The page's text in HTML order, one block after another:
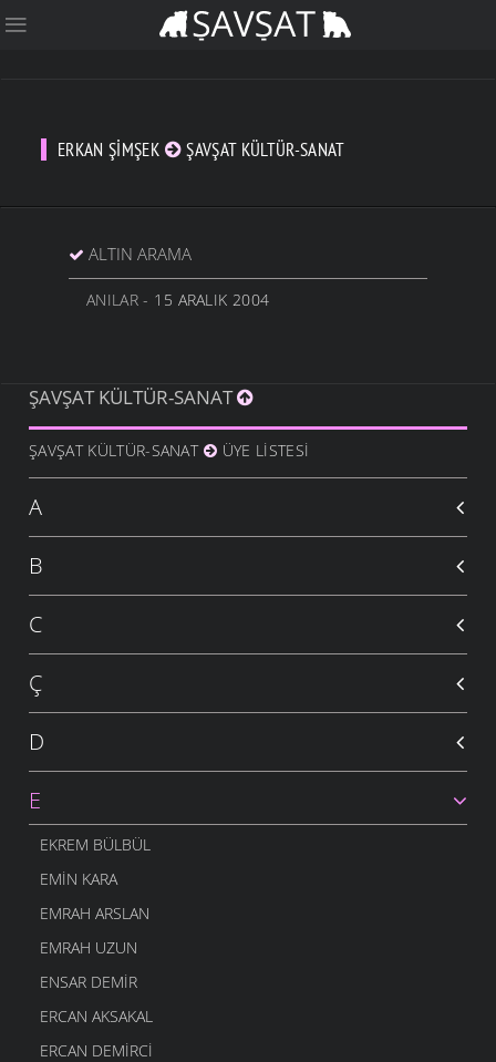
ERKAN ŞIMŞEK ŞAVŞAT KÜLTÜR-SANAT
ALTIN ARAMA
ANILAR- 15 ARALIK 2004
ŞAVŞAT KÜLTÜR-SANAT
ŞAVŞAT KÜLTÜR-SANAT ÜYE LISTESI
A
B
C
Ç
D
E
EKREM BÜLBÜL
EMIN KARA
EMRAH ARSLAN
EMRAH UZUN
ENSAR DEMIR
ERCAN AKSAKAL
ERCAN DEMIRCI